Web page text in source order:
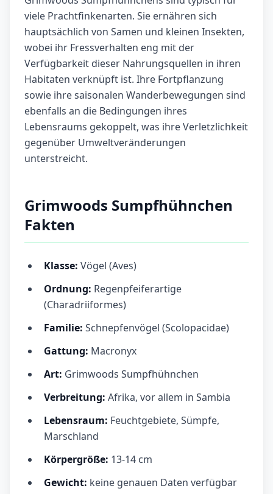
viele Prachtfinkenarten. Sie ernähren sich
hauptsächlich von Samen und kleinen Insekten,
wobei ihr Fressverhalten eng mit der
Verfügbarkeit dieser Nahrungsquellen in ihren
Habitaten verknüpft ist. Ihre Fortpflanzung
sowie ihre saisonalen Wanderbewegungen sind
ebenfalls an die Bedingungen ihres
Lebensraums gekoppelt, was ihre Verletzlichkeit
gegenüber Umweltveränderungen
unterstreicht.
Grimwoods Sumpfhühnchen
Fakten
Klasse: Vögel (Aves)
Ordnung: Regenpfeiferartige
(Charadriiformes)
Familie: Schnepfenvögel (Scolopacidae)
Gattung: Macronyx
Art: Grimwoods Sumpfhühnchen
Verbreitung: Afrika, vor allem in Sambia
Lebensraum: Feuchtgebiete, Sümpfe,
Marschland
Körpergröße: 13-14 cm
Gewicht: keine genauen Daten verfügbar